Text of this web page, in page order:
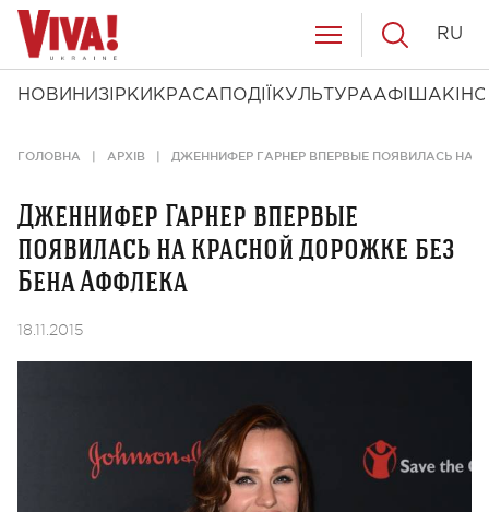
НОВИНИ ЗІРКИ КРАСА ПОДІЇ КУЛЬТУРААФІША КІНО
RU
ГОЛОВНА АРХІВ ДЖЕННИФЕР ГАРНЕР ВПЕРВЫЕ ПОЯВИЛАСЬ НА
Дженнифер Гарнер впервые
появилась на красной дорожке без
Бена Аффлека
18.11.2015